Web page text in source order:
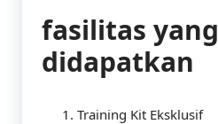
fasilitas yang
didapatkan
Training Kit Eksklusif